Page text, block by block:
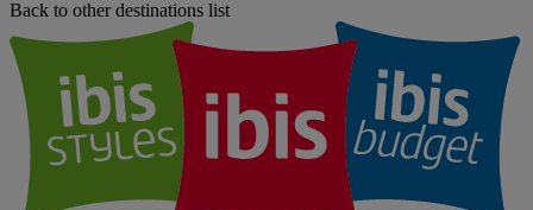
Back to other destinations list